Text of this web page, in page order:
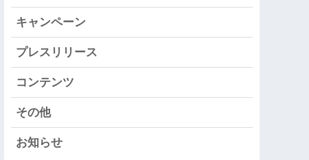
キャンペーン
プレスリリース
コンテンツ
その他
お知らせ